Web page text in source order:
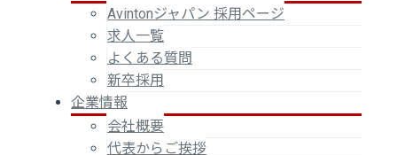
Avintonジャパン 採用ページ
求人一覧
よくある質問
新卒採用
企業情報
会社概要
代表からご挨拶